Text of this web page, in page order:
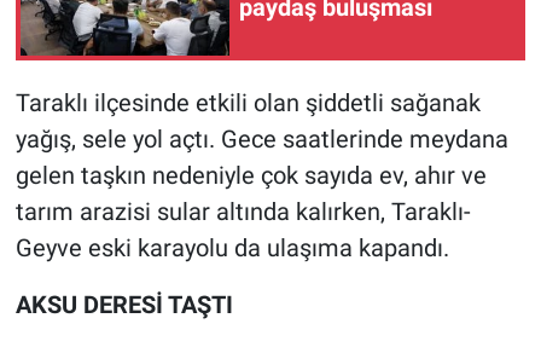
paydaş buluşması
Taraklı ilçesinde etkili olan şiddetli sağanak
yağış, sele yol açtı. Gece saatlerinde meydana
gelen taşkın nedeniyle çok sayıda ev, ahır ve
tarım arazisi sular altında kalırken, Taraklı-
Geyve eski karayolu da ulaşıma kapandı.
AKSU DERESİ TAŞTI